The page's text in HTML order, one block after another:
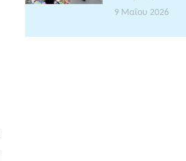
9 Μαΐου 2026